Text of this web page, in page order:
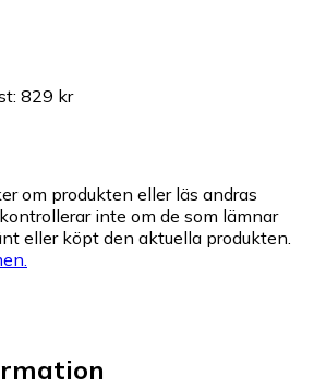
: 829 kr
om produkten eller läs andras
inte om de som lämnar
eller köpt den aktuella produkten.